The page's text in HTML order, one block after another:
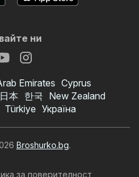
ни
Emirates Cyprus
日本 한국 New Zealand
Türkiye Україна
Broshurko.bg.
за поверителност